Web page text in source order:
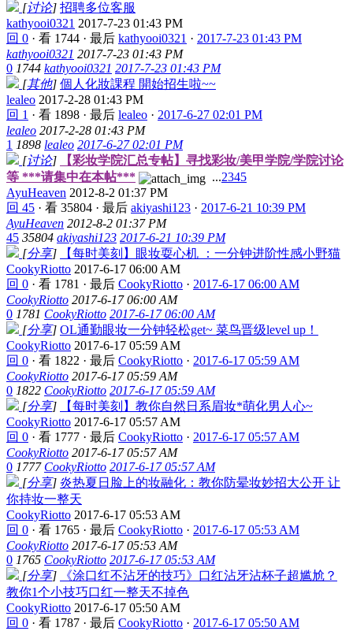
[讨论] 招聘多位客服
kathyooi0321 2017-7-23 01:43 PM
回 0 · 看 1744 · 最后 kathyooi0321 · 2017-7-23 01:43 PM
kathyooi0321 2017-7-23 01:43 PM
0 1744 kathyooi0321 2017-7-23 01:43 PM
[其他] 個人化妝課程 開始招生啦~~
lealeo 2017-2-28 01:43 PM
回 1 · 看 1898 · 最后 lealeo · 2017-6-27 02:01 PM
lealeo 2017-2-28 01:43 PM
1 1898 lealeo 2017-6-27 02:01 PM
[讨论]
【彩妆学院汇总专帖】寻找彩妆/美甲学院/学院讨论
等 ***请集中在本帖***
...2345
AyuHeaven 2012-8-2 01:37 PM
回 45 · 看 35804 · 最后 akiyashi123 · 2017-6-21 10:39 PM
AyuHeaven 2012-8-2 01:37 PM
45 35804 akiyashi123 2017-6-21 10:39 PM
[分享]
【每时美刻】眼妆耍心机 ：一分钟进阶性感小野猫
CookyRiotto 2017-6-17 06:00 AM
回 0 · 看 1781 · 最后 CookyRiotto · 2017-6-17 06:00 AM
CookyRiotto 2017-6-17 06:00 AM
0 1781 CookyRiotto 2017-6-17 06:00 AM
[分享] OL通勤眼妆一分钟轻松get~ 菜鸟晋级level up！
CookyRiotto 2017-6-17 05:59 AM
回 0 · 看 1822 · 最后 CookyRiotto · 2017-6-17 05:59 AM
CookyRiotto 2017-6-17 05:59 AM
0 1822 CookyRiotto 2017-6-17 05:59 AM
[分享]
【每时美刻】教你自然日系眉妆*萌化男人心~
CookyRiotto 2017-6-17 05:57 AM
回 0 · 看 1777 · 最后 CookyRiotto · 2017-6-17 05:57 AM
CookyRiotto 2017-6-17 05:57 AM
0 1777 CookyRiotto 2017-6-17 05:57 AM
[分享] 炎热夏日脸上的妆融化：教你防晕妆妙招大公开 让
你持妆一整天
CookyRiotto 2017-6-17 05:53 AM
回 0 · 看 1765 · 最后 CookyRiotto · 2017-6-17 05:53 AM
CookyRiotto 2017-6-17 05:53 AM
0 1765 CookyRiotto 2017-6-17 05:53 AM
[分享]
《涂口红不沾牙的技巧》口红沾牙沾杯子超尴尬？
教你1个小技巧口红一整天不掉色
CookyRiotto 2017-6-17 05:50 AM
回 0 · 看 1787 · 最后 CookyRiotto · 2017-6-17 05:50 AM